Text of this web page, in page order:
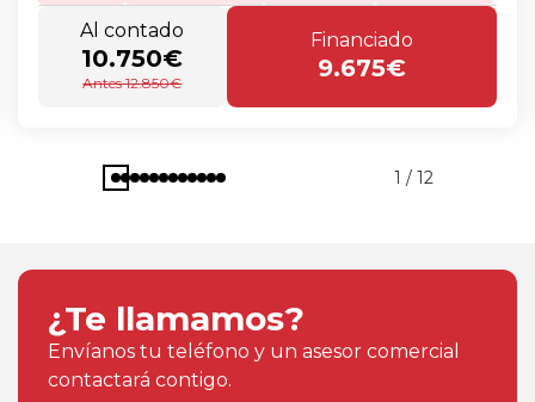
Al contado
10.750€
Antes 12.850€
Financiado
9.675€
1 / 12
¿Te llamamos?
Envíanos tu teléfono y un asesor comercial
contactará contigo.